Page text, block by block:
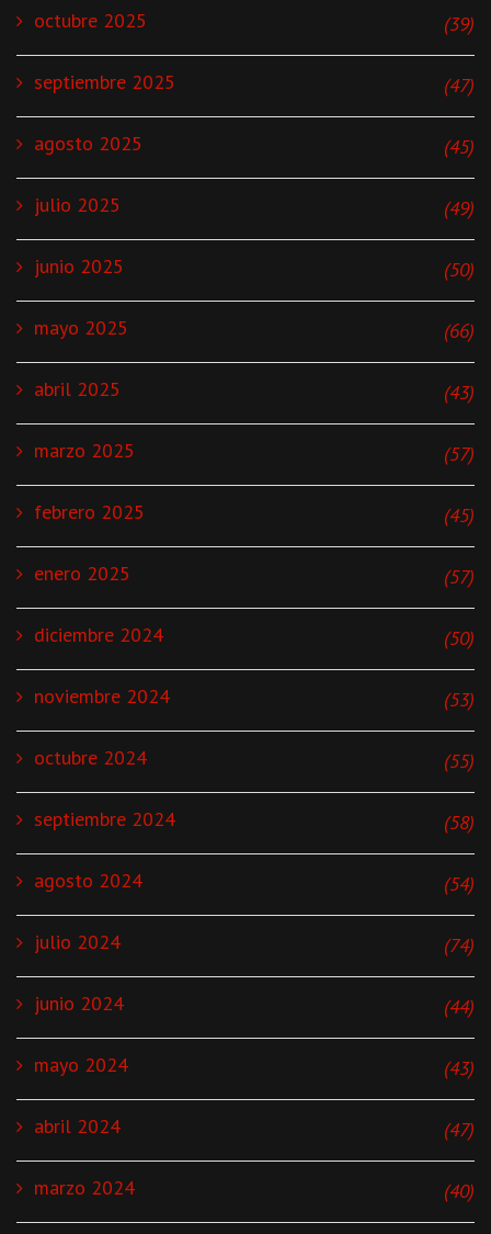
octubre 2025 (39)
septiembre 2025 (47)
agosto 2025 (45)
julio 2025 (49)
junio 2025 (50)
mayo 2025 (66)
abril 2025 (43)
marzo 2025 (57)
febrero 2025 (45)
enero 2025 (57)
diciembre 2024 (50)
noviembre 2024 (53)
octubre 2024 (55)
septiembre 2024 (58)
agosto 2024 (54)
julio 2024 (74)
junio 2024 (44)
mayo 2024 (43)
abril 2024 (47)
marzo 2024 (40)